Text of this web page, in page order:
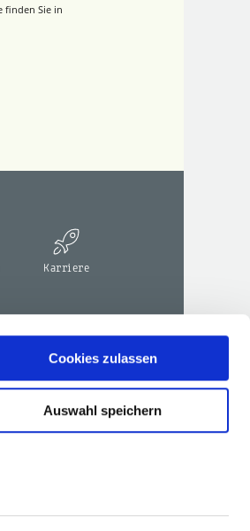
Cookies zulassen
Auswahl speichern
finden Sie in
Karriere